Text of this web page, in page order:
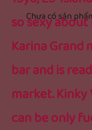
Chưa có sản
so sexy
Karina Grand
bar and is
market.
can be only